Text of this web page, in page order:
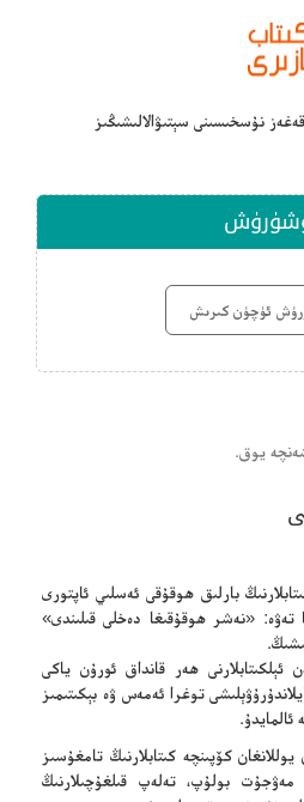
نۇسخىسىنى سېتىۋالالىشىڭىز
ئۈچۈن كىرىش
يوق.
بارلىق ھوقۇقى ئەسلىي ئاپتورى
تەۋە: «نەشر ھوقۇقىغا دەخلى قىلىندى»
ئېلكىتابلارنى ھەر قانداق ئورۇن ياكى
توغرا ئەمەس ۋە بېكىتىمىز
كۆپىنچە كىتابلارنىڭ تامغۇسىز
بولۇپ، تەلەپ قىلغۇچىلارنىڭ